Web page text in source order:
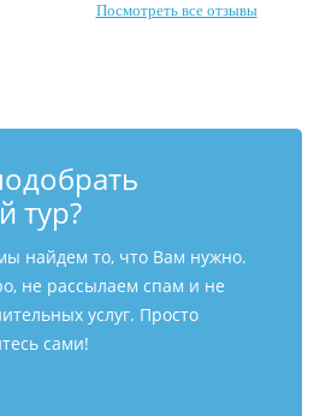
Посмотреть все отзывы
тур?
найдем то, что Вам нужно.
не рассылаем спам и не
услуг. Просто
сами!